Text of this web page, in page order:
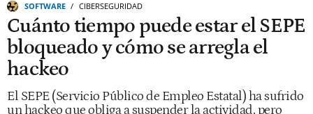
SOFTWARE
CIBERSEGURIDAD
Cuánto tiempo puede estar el SEPE
bloqueado y cómo se arregla el
hackeo
El SEPE (Servicio Público de Empleo Estatal) ha sufrido
un hackeo que obliga a suspender la actividad, pero